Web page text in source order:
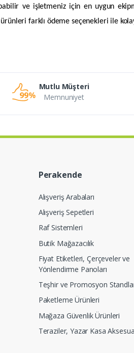
ve işletmeniz için en uygun
farklı ödeme seçenekleri ile
Mutlu Müşteri
Memnuniyet
Perakende
Alışveriş Arabaları
Alışveriş Sepetleri
Raf Sistemleri
Butik Mağazacılık
Fiyat Etiketleri, Çerçeveler ve
Yönlendirme Panoları
Teşhir ve Promosyon
Paketleme Ürünleri
Mağaza Güvenlik Ürünleri
Teraziler, Yazar Kasa